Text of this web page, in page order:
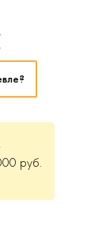
руб.